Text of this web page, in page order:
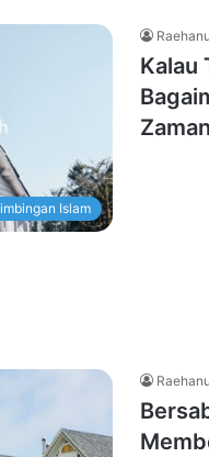
Islam
Kalau